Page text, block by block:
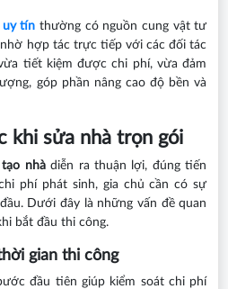
uy tín thường có nguồn cung vật tư
hợp tác trực tiếp với các đối tác
tiết kiệm được chi phí, vừa đảm
góp phần nâng cao độ bền và
khi sửa nhà trọn gói
nhàdiễn ra thuận lợi, đúng tiến
phí phát sinh, gia chủ cần có sự
Dưới đây là những vấn đề quan
bắt đầu thi công.
gian thi công
đầu tiên giúp kiểm soát chi phí